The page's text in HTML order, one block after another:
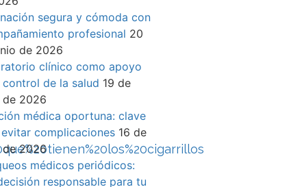
segura y cómoda con
profesional 20
de 2026
clínico como apoyo
control de la salud 19 de
de 2026
médica oportuna: clave
complicaciones 16 de
de 2026
médicos periódicos:
responsable para tu